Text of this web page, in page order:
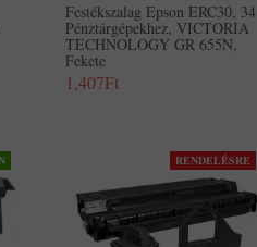
Festékszalag Epson ERC30, 34
Pénztárgépekhez, VICTORIA
TECHNOLOGY GR 655N,
Fekete
1,407Ft
RENDELÉSRE